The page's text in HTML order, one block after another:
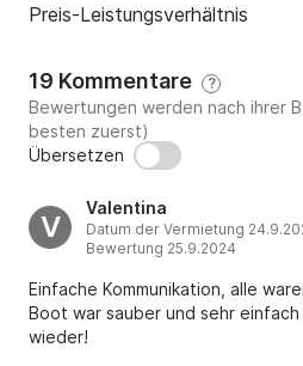
Preis-Leistungsverhältnis
19 Kommentare ?
Bewertungen werden nach ihrer
besten zuerst)
Übersetzen
V
Valentina
Datum der Vermietung
Bewertung 25.9.2024
Einfache Kommunikation, alle
Boot war sauber und sehr
wieder!